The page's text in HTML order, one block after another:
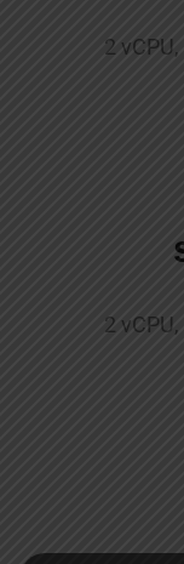
2
2